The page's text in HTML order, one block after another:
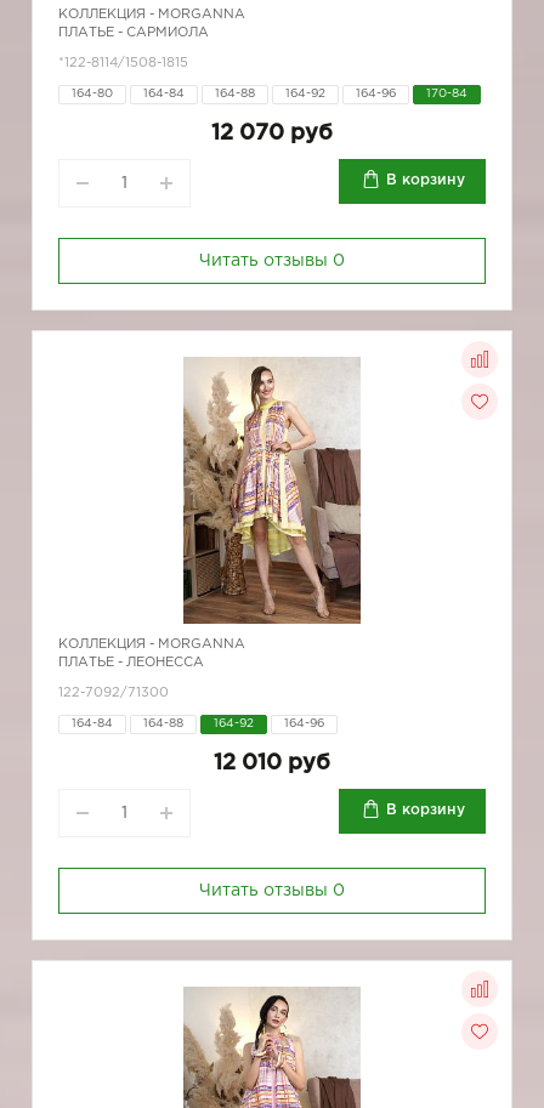
КОЛЛЕКЦИЯ - MORGANNA
ПЛАТЬЕ - САРМИОЛА
*122-8114/1508-1815
164-80 164-84 164-88 164-92 164-96 170-84
12 070 руб
В корзину
Читать отзывы 0
КОЛЛЕКЦИЯ - MORGANNA
ПЛАТЬЕ - ЛЕОНЕССА
122-7092/71300
164-84 164-88 164-92 164-96
12 010 руб
В корзину
Читать отзывы 0